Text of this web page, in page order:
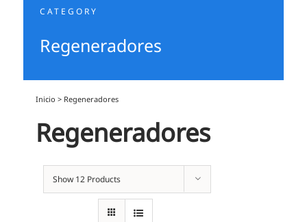
CATEGORY
Regeneradores
Inicio > Regeneradores
Regeneradores
Show 12 Products